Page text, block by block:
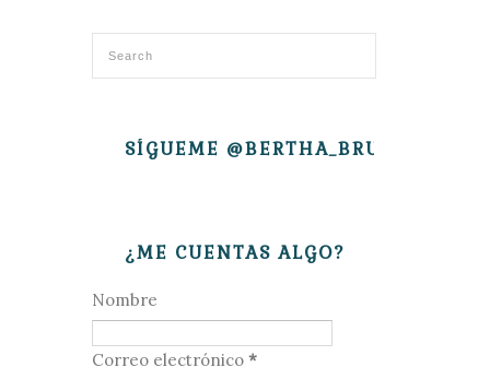
SÍGUEME @BERTHA_BRUJITA
¿ME CUENTAS ALGO?
Nombre
Correo electrónico *